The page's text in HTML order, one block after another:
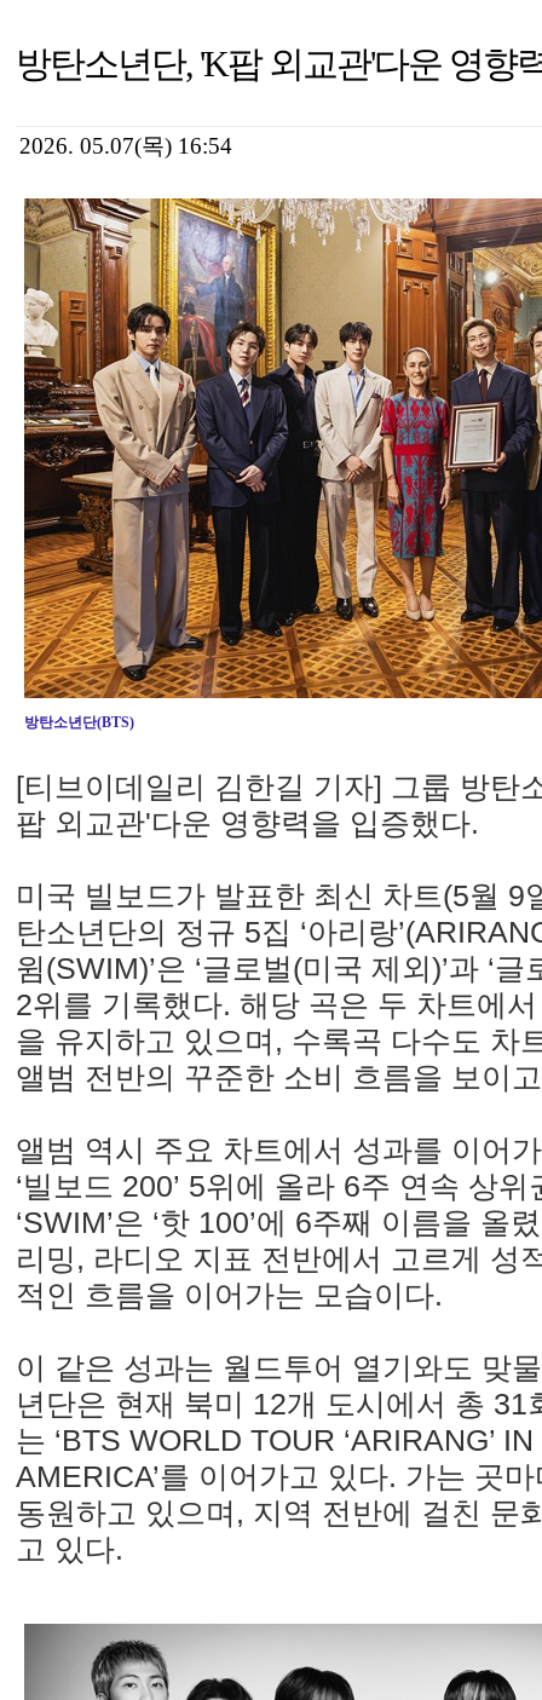
방탄소년단, 'K팝 외교관'다운 영향
2026. 05.07(목) 16:54
방탄소년단(BTS)
[티브이데일리 김한길 기자] 그룹 방탄
팝 외교관'다운 영향력을 입증했다.
미국 빌보드가 발표한 최신 차트(5월 9
탄소년단의 정규 5집 ‘아리랑
윔(SWIM)’은 ‘글로벌(미국 제외)’과 ‘
2위를 기록했다. 해당 곡은 두 차트에
을 유지하고 있으며, 수록곡 다수도 차
앨범 전반의 꾸준한 소비 흐름을 보이
앨범 역시 주요 차트에서 성과를 이어
‘빌보드 200’ 5위에 올라 6주 연속 상
‘SWIM’은 ‘핫 100’에 6주째 이름을 올
리밍, 라디오 지표 전반에서 고르게 성
적인 흐름을 이어가는 모습이다.
이 같은 성과는 월드투어 열기와도 맞
년단은 현재 북미 12개 도시에서 총 31
는 ‘BTS WORLD TOUR ‘ARIRANG’
AMERICA’를 이어가고 있다. 가는 곳
동원하고 있으며, 지역 전반에 걸친 문
고 있다.